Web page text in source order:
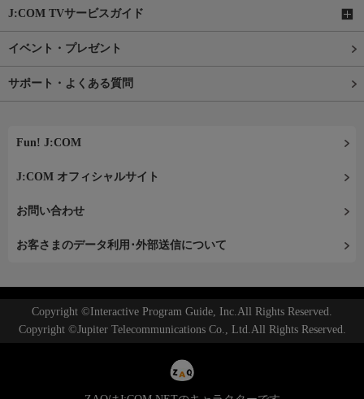
J:COM TVサービスガイド
イベント・プレゼント
サポート・よくある質問
Fun! J:COM
J:COM オフィシャルサイト
お問い合わせ
お客さまのデータ利用･外部送信について
Copyright ©Interactive Program Guide, Inc.All Rights Reserved.
Copyright ©Jupiter Telecommunications Co., Ltd.All Rights Reserved.